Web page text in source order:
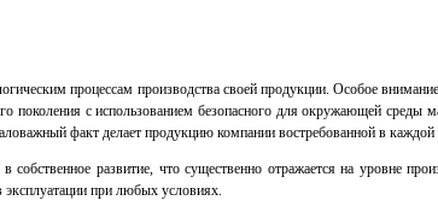
процессам производства своей продукции. Особое
поколения с использованием безопасного для окружающей
факт делает продукцию компании востребованной в
развитие, что существенно отражается на уровне
при любых условиях.